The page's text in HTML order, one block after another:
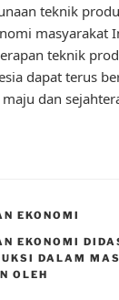
teknik
masyarakat
teknik
dapat terus
dan
EKONOMI
EKONOMI
DALAM
OLEH